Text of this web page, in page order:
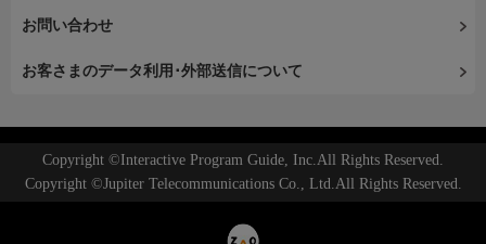
お問い合わせ
お客さまのデータ利用･外部送信について
Copyright ©Interactive Program Guide, Inc.All Rights Reserved.
Copyright ©Jupiter Telecommunications Co., Ltd.All Rights Reserved.